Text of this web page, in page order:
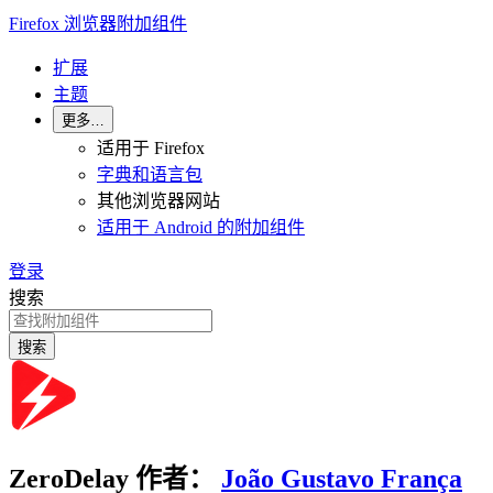
Firefox 浏览器附加组件
扩展
主题
更多…
适用于 Firefox
字典和语言包
其他浏览器网站
适用于 Android 的附加组件
登录
搜索
搜索
ZeroDelay 作者： João Gustavo França